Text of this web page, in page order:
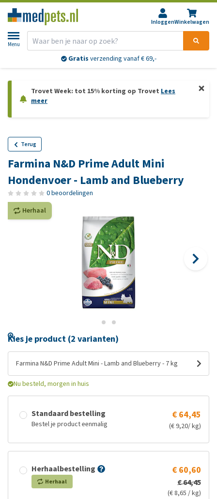
InloggenWinkelwagen
Menu
Gratis verzending vanaf € 69,-
Trovet Week: tot 15% korting op Trovet Lees
meer
Terug
Farmina N&D Prime Adult Mini
Hondenvoer - Lamb and Blueberry
0 beoordelingen
Herhaal
Kies je product (2 varianten)
Farmina N&D Prime Adult Mini - Lamb and Blueberry - 7 kg
Nu besteld, morgen in huis
Standaard bestelling
Bestel je product eenmalig
€ 64,45
(€ 9,20/ kg)
Herhaalbestelling
Herhaal
€ 60,60
€ 64,45
(€ 8,65 / kg)